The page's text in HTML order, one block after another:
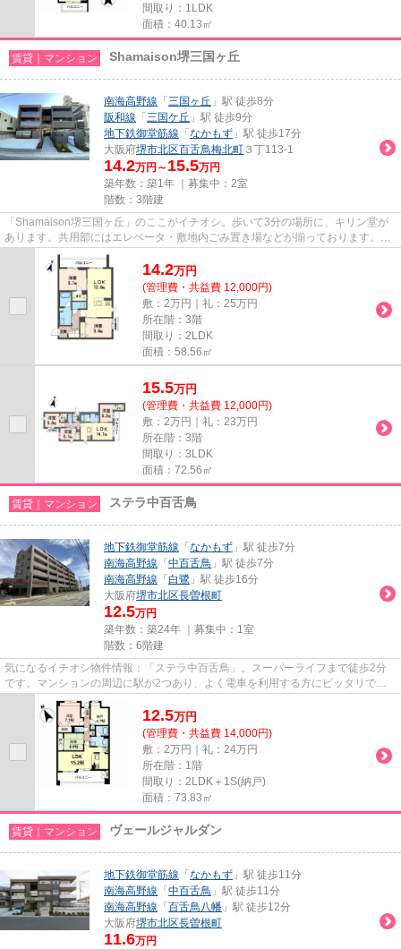
間取り：1LDK
面積：40.13㎡
賃貸｜マンション Shamaison堺三国ヶ丘
南海高野線 「 三国ヶ丘 」駅 徒歩8分
阪和線 「 三国ケ丘 」駅 徒歩9分
地下鉄御堂筋線 「 なかもず 」駅 徒歩17分
大阪府堺市北区百舌鳥梅北町 ３丁113-1
14.2万円～ 15.5万円
築年数：築1年 ｜募集中： 2室
階数：3階建
「Shamaison堺三国ヶ丘」のここがイチオシ。歩いて3分の場所に、キリン堂が
あります。共用部にはエレベータ・敷地内ごみ置き場などが揃っております。最
上階の物件です。周辺に2駅あり...
14.2万円
(管理費・共益費 12,000円)
敷：2万円｜礼：25万円
所在階：3階
間取り：2LDK
面積：58.56㎡
15.5万円
(管理費・共益費 12,000円)
敷：2万円｜礼：23万円
所在階：3階
間取り：3LDK
面積：72.56㎡
賃貸｜マンション ステラ中百舌鳥
地下鉄御堂筋線 「 なかもず 」駅 徒歩7分
南海高野線 「 中百舌鳥 」駅 徒歩7分
南海高野線 「 白鷺 」駅 徒歩16分
大阪府堺市北区長曽根町
12.5万円
築年数：築24年 ｜募集中： 1室
階数：6階建
気になるイチオシ物件情報：「ステラ中百舌鳥」。スーパーライフまで徒歩2分
です。マンションの周辺に駅が2つあり、よく電車を利用する方にピッタリで
す。駅から徒歩7分の物件で、アク...
12.5万円
(管理費・共益費 14,000円)
敷：2万円｜礼：24万円
所在階：1階
間取り：2LDK＋1S(納戸)
面積：73.83㎡
賃貸｜マンション ヴェールジャルダン
地下鉄御堂筋線 「 なかもず 」駅 徒歩11分
南海高野線 「 中百舌鳥 」駅 徒歩11分
南海高野線 「 百舌鳥八幡 」駅 徒歩12分
大阪府堺市北区長曽根町
11.6万円